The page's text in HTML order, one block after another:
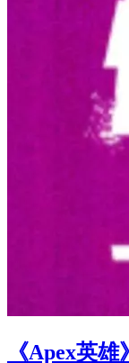
《Apex英